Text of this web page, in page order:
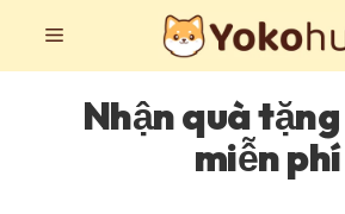
nội
Thực
đơnNhận quà
miễn phí